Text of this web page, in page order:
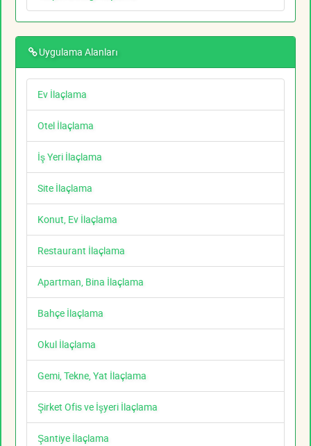
Uygulama Alanları
Ev İlaçlama
Otel İlaçlama
İş Yeri İlaçlama
Site İlaçlama
Konut, Ev İlaçlama
Restaurant İlaçlama
Apartman, Bina İlaçlama
Bahçe İlaçlama
Okul İlaçlama
Gemi, Tekne, Yat İlaçlama
Şirket Ofis ve İşyeri İlaçlama
Şantiye İlaçlama